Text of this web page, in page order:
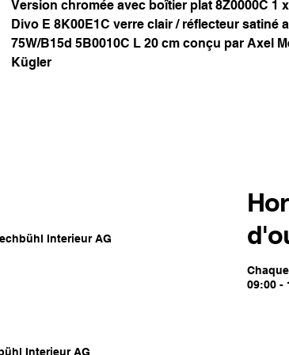
Version chromée avec boîtier plat 8Z0000C 1
Divo E 8K00E1C verre clair / réflecteur satiné
75W/B15d 5B0010C L 20 cm conçu par Axel
Kügler
Interieur AG
Interieur AG
09:00 -